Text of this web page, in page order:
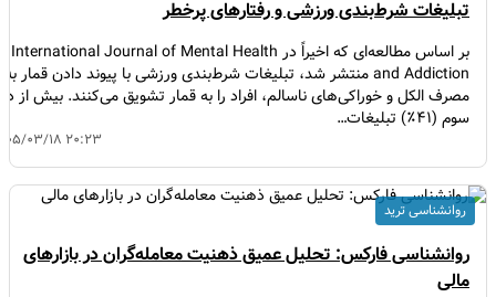
تبلیغات شرط‌بندی ورزشی و رفتارهای پرخطر
بر اساس مطالعه‌ای که اخیراً در International Journal of Mental Health
and Addiction منتشر شد، تبلیغات شرط‌بندی ورزشی با پیوند دادن قمار به
مصرف الکل و خوراکی‌های ناسالم، افراد را به قمار تشویق می‌کنند. بیش از دو
سوم (۴۱٪) تبلیغات…
۱۴۰۵/۰۳/۱۸ ۲۰:۲۳
روانشناسی فارکس: تحلیل عمیق ذهنیت معامله‌گران در بازارهای
مالی
روانشناسی ترید